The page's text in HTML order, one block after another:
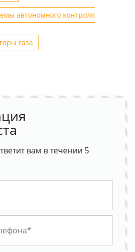
автономного контроля
газа
вам в течении 5